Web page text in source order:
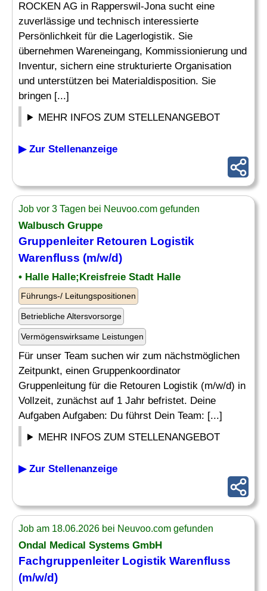
ROCKEN AG in Rapperswil-Jona sucht eine
zuverlässige und technisch interessierte
Persönlichkeit für die Lagerlogistik. Sie
übernehmen Wareneingang, Kommissionierung und
Inventur, sichern eine strukturierte Organisation
und unterstützen bei Materialdisposition. Sie
bringen [...]
MEHR INFOS ZUM STELLENANGEBOT
▶ Zur Stellenanzeige
Job vor 3 Tagen bei Neuvoo.com gefunden
Walbusch Gruppe
Gruppenleiter Retouren Logistik
Warenfluss (m/w/d)
• Halle Halle;Kreisfreie Stadt Halle
Führungs-/ Leitungspositionen
Betriebliche Altersvorsorge
Vermögenswirksame Leistungen
Für unser Team suchen wir zum nächstmöglichen
Zeitpunkt, einen Gruppenkoordinator
Gruppenleitung für die Retouren Logistik (m/w/d) in
Vollzeit, zunächst auf 1 Jahr befristet. Deine
Aufgaben Aufgaben: Du führst Dein Team: [...]
MEHR INFOS ZUM STELLENANGEBOT
▶ Zur Stellenanzeige
Job am 18.06.2026 bei Neuvoo.com gefunden
Ondal Medical Systems GmbH
Fachgruppenleiter Logistik Warenfluss
(m/w/d)